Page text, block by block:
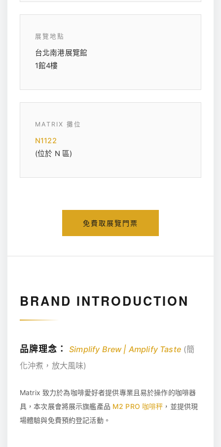
展覽地點
台北南港展覽館
1館4樓
MATRIX 攤位
N1122
(位於 N 區)
免費取展覽門票
BRAND INTRODUCTION
品牌理念： Simplify Brew | Amplify Taste (簡
化沖煮，放大風味)
Matrix 致力於為咖啡愛好者提供專業且易於操作的咖啡器
具，本次展會將展示旗艦產品 M2 PRO 咖啡秤 ，並提供現
場體驗與免費預約登記活動。